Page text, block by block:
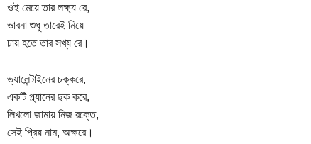
ওই মেয়ে তার লক্ষ্য রে,
ভাবনা শুধু তারেই নিয়ে
চায় হতে তার সখ্য রে।
ভ্যালেন্টাইনের চক্করে,
একটি প্ল্যানের ছক করে,
লিখলো জামায় নিজ রক্তে,
সেই প্রিয় নাম, অক্ষরে।